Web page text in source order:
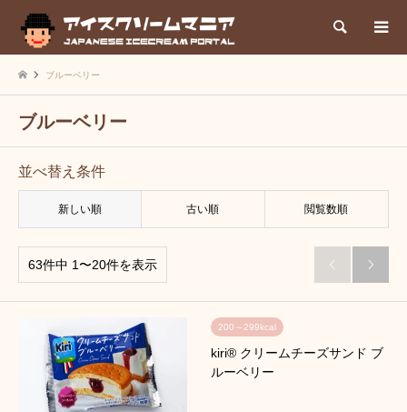
検索
ブルーベリー
ブルーベリー
並べ替え条件
新しい順 古い順 閲覧数順
63件中 1〜20件を表示  
200～299kcal
kiri® クリームチーズサンド ブ
ルーベリー